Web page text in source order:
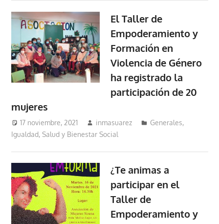
El Taller de
Empoderamiento y
Formación en
Violencia de Género
ha registrado la
participación de 20
mujeres
17 noviembre, 2021 inmasuarez Generales,
Igualdad, Salud y Bienestar Social
¿Te animas a
participar en el
Taller de
Empoderamiento y